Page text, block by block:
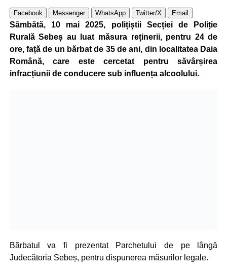
Facebook Messenger WhatsApp Twitter/X Email
Sâmbătă, 10 mai 2025, polițiștii Secției de Poliție
Rurală Sebeș au luat măsura reținerii, pentru 24 de
ore, față de un bărbat de 35 de ani, din localitatea Daia
Română, care este cercetat pentru săvârșirea
infracțiunii de conducere sub influența alcoolului.
Bărbatul va fi prezentat Parchetului de pe lângă
Judecătoria Sebeș, pentru dispunerea măsurilor legale.